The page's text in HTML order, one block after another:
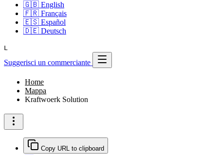
🇬🇧 English
🇫🇷 Français
🇪🇸 Español
🇩🇪 Deutsch
L
Suggerisci un commerciante
Home
Mappa
Kraftwoerk Solution
Copy URL to clipboard